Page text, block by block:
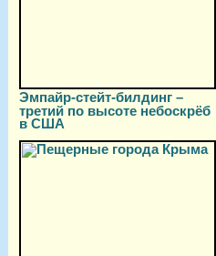
Эмпайр-стейт-билдинг –
третий по высоте небоскрёб
в США